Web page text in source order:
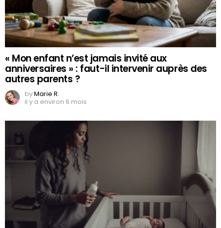
« Mon enfant n’est jamais invité aux
anniversaires » : faut-il intervenir auprès des
autres parents ?
byMarie R.
il y a environ 6 mois